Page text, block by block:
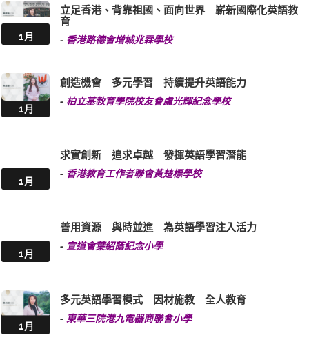
1月
立足香港、背靠祖國、面向世界 嶄新國際化英語教
育
- 香港路德會增城兆霖學校
1月
創造機會 多元學習 持續提升英語能力
- 柏立基教育學院校友會盧光輝紀念學校
1月
求實創新 追求卓越 發揮英語學習潛能
- 香港教育工作者聯會黃楚標學校
1月
善用資源 與時並進 為英語學習注入活力
- 宣道會葉紹蔭紀念小學
1月
多元英語學習模式 因材施教 全人教育
- 東華三院港九電器商聯會小學